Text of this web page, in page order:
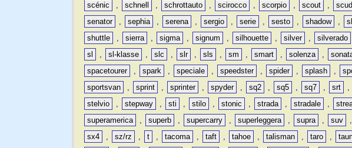
scénic
, schnell , schrottauto , scirocco , scorpio , scout ,
senator
, sephia , serena , sergio , serie , sesto , shadow ,
shuttle
, sierra , sigma , signum , silhouette , silver , silverado
sl
, sl-klasse , slc , slr , sls , sm , smart , solenza ,
spacetourer
, spark , speciale , speedster , spider , splash ,
sportsvan
, sprint , sprinter , spyder , sq2 , sq5 , sq7 , srt ,
stelvio
, stepway , sti , stilo , stonic , strada , stradale ,
superamerica
, superb , supercarry , superleggera , supra , suv ,
sx4
, sz/rz , t , tacoma , taft , tahoe , talisman , taro ,